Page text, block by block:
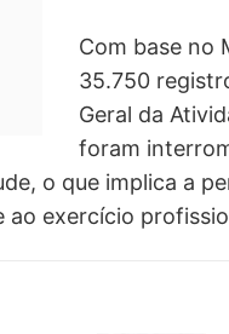
Com base no
35.750
Geral da
foram
o que implica a
ao exercício